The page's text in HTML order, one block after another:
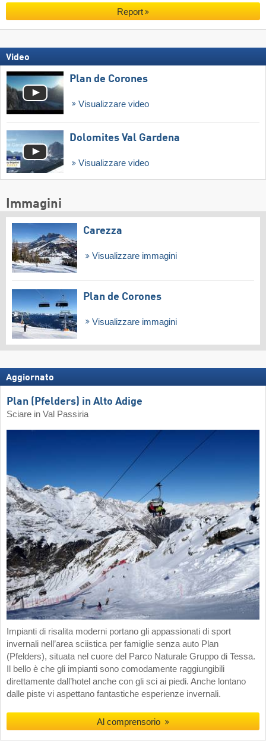
Report
Video
Plan de Corones
Visualizzare video
Dolomites Val Gardena
Visualizzare video
Immagini
Carezza
Visualizzare immagini
Plan de Corones
Visualizzare immagini
Aggiornato
Plan (Pfelders) in Alto Adige
Sciare in Val Passiria
Impianti di risalita moderni portano gli appassionati di sport
invernali nell’area sciistica per famiglie senza auto Plan
(Pfelders), situata nel cuore del Parco Naturale Gruppo di Tessa.
Il bello è che gli impianti sono comodamente raggiungibili
direttamente dall’hotel anche con gli sci ai piedi. Anche lontano
dalle piste vi aspettano fantastiche esperienze invernali.
Al comprensorio